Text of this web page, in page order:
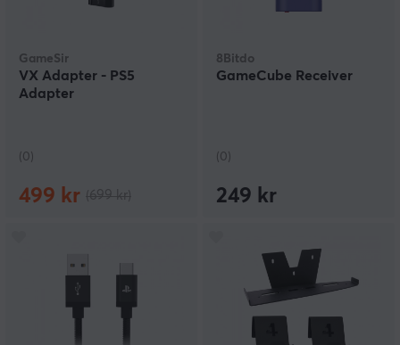
GameSir
VX Adapter - PS5
Adapter
(0)
499 kr
8Bitdo
GameCube Receiver
(0)
249 kr